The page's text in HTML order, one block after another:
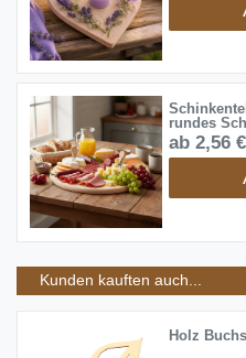
rundes
ab 2,56 €
Kunden kauften auch...
Holz